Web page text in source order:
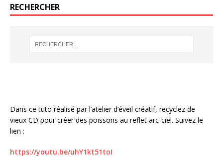
RECHERCHER
Dans ce tuto réalisé par l’atelier d’éveil créatif, recyclez de
vieux CD pour créer des poissons au reflet arc-ciel. Suivez le
lien :
https://youtu.be/uhY1kt51toI